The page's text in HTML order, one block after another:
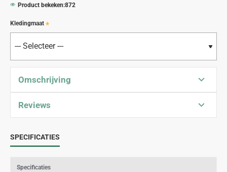
Product bekeken:872
Kledingmaat
Omschrijving
Reviews
SPECIFICATIES
Specificaties